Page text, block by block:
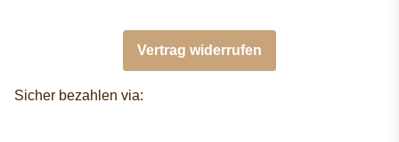
Vertrag widerrufen
Sicher bezahlen via: